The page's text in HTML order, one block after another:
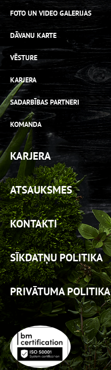
FOTO UN VIDEO GALERIJAS
DĀVANU KARTE
VĒSTURE
KARJERA
SADARBĪBAS PARTNERI
KOMANDA
KARJERA
ATSAUKSMES
KONTAKTI
SĪKDATŅU POLITIKA
PRIVĀTUMA POLITIKA